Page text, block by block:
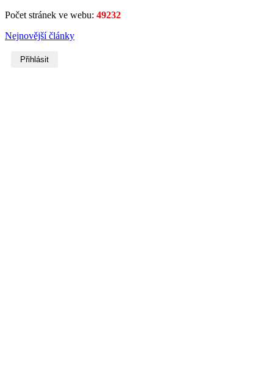
Počet stránek ve webu: 49232
Nejnovější články
Přihlásit